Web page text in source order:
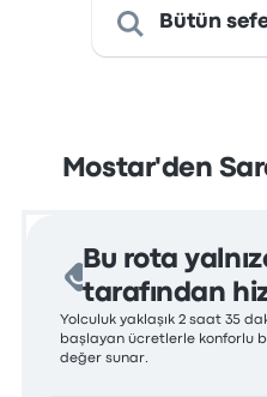
Bütün
Mostar'den
Bu rota
tarafından
Yolculuk yaklaşık 2 saat 35
başlayan ücretlerle konforlu
değer sunar.